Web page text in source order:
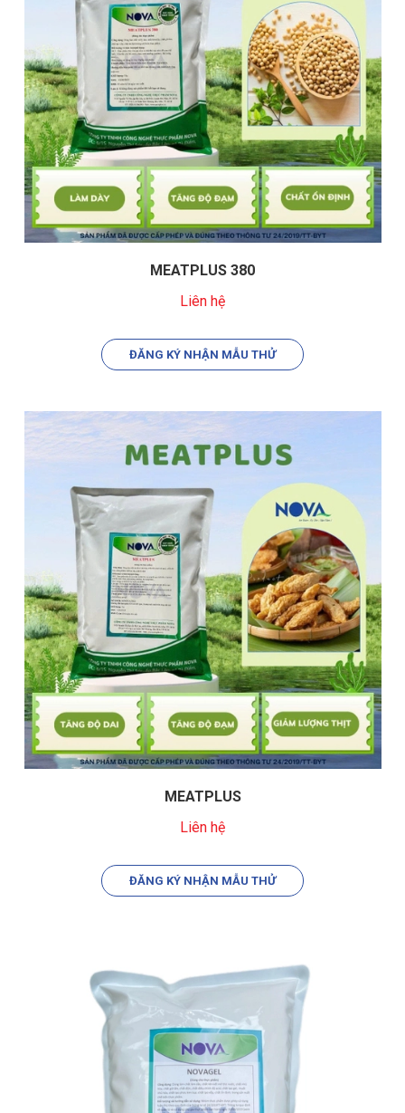
MEATPLUS 380
Liên hệ
ĐĂNG KÝ NHẬN MẪU THỬ
MEATPLUS
Liên hệ
ĐĂNG KÝ NHẬN MẪU THỬ